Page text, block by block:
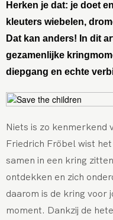
Herken je dat: je doet
kleuters wiebelen,
Dat kan anders! In dit
gezamenlijke
diepgang en echte
Niets is zo kenmerkend
Friedrich Fröbel wist
samen in een kring
ontdekken en zich
daarom is de kring voor
moment. Dankzij de